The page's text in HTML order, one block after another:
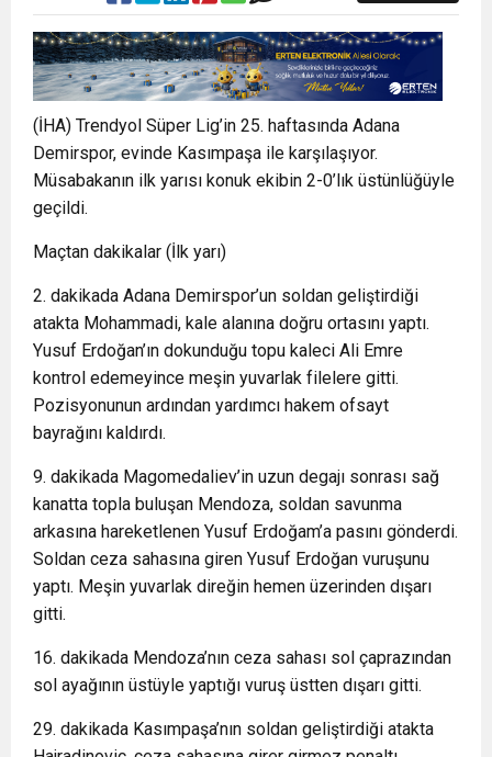
(İHA) Trendyol Süper Lig’in 25. haftasında Adana
Demirspor, evinde Kasımpaşa ile karşılaşıyor.
Müsabakanın ilk yarısı konuk ekibin 2-0’lık üstünlüğüyle
geçildi.
Maçtan dakikalar (İlk yarı)
2. dakikada Adana Demirspor’un soldan geliştirdiği
atakta Mohammadi, kale alanına doğru ortasını yaptı.
Yusuf Erdoğan’ın dokunduğu topu kaleci Ali Emre
kontrol edemeyince meşin yuvarlak filelere gitti.
Pozisyonunun ardından yardımcı hakem ofsayt
bayrağını kaldırdı.
9. dakikada Magomedaliev’in uzun degajı sonrası sağ
kanatta topla buluşan Mendoza, soldan savunma
arkasına hareketlenen Yusuf Erdoğam’a pasını gönderdi.
Soldan ceza sahasına giren Yusuf Erdoğan vuruşunu
yaptı. Meşin yuvarlak direğin hemen üzerinden dışarı
gitti.
16. dakikada Mendoza’nın ceza sahası sol çaprazından
sol ayağının üstüyle yaptığı vuruş üstten dışarı gitti.
29. dakikada Kasımpaşa’nın soldan geliştirdiği atakta